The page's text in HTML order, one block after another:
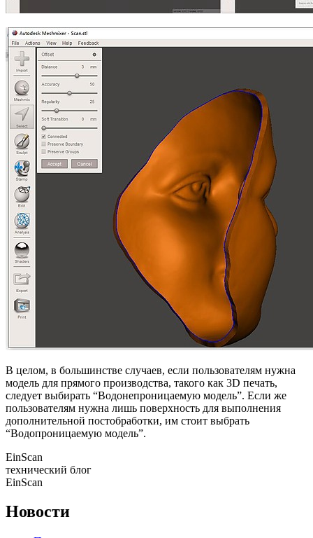
В целом, в большинстве случаев, если пользователям нужна
модель для прямого производства, такого как 3D печать,
следует выбирать “Водонепроницаемую модель”. Если же
пользователям нужна лишь поверхность для выполнения
дополнительной постобработки, им стоит выбрать
“Водопроницаемую модель”.
EinScan
технический блог
EinScan
Новости